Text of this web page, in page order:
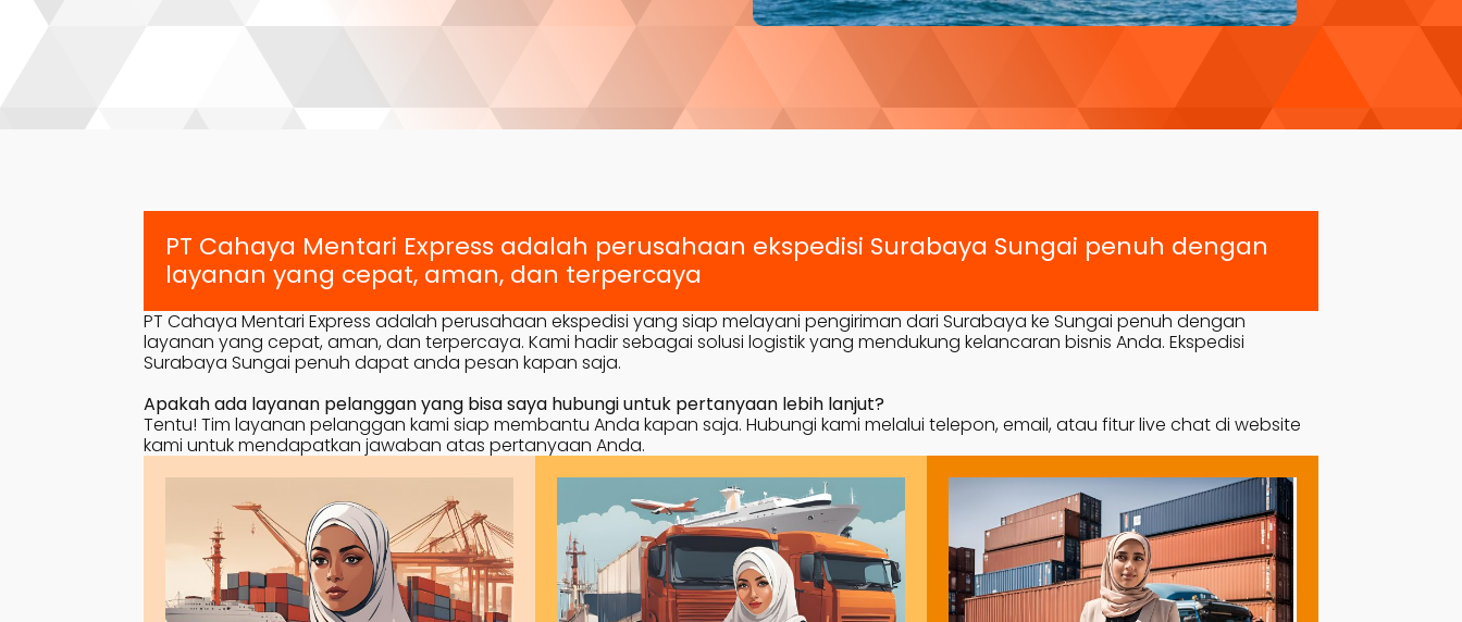
PT Cahaya Mentari Express adalah perusahaan ekspedisi Surabaya Sungai penuh dengan
layanan yang cepat, aman, dan terpercaya
PT Cahaya Mentari Express adalah perusahaan ekspedisi yang siap melayani pengiriman dari Surabaya ke Sungai penuh dengan
layanan yang cepat, aman, dan terpercaya. Kami hadir sebagai solusi logistik yang mendukung kelancaran bisnis Anda. Ekspedisi
Surabaya Sungai penuh dapat anda pesan kapan saja.
Apakah ada layanan pelanggan yang bisa saya hubungi untuk pertanyaan lebih lanjut?
Tentu! Tim layanan pelanggan kami siap membantu Anda kapan saja. Hubungi kami melalui telepon, email, atau fitur live chat di website
kami untuk mendapatkan jawaban atas pertanyaan Anda.